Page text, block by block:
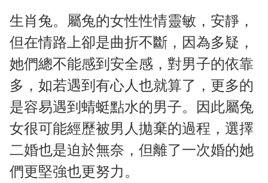
生肖兔。屬兔的女性性情靈敏，安靜，
但在情路上卻是曲折不斷，因為多疑，
她們總不能感到安全感，對男子的依靠
多，如若遇到有心人也就算了，更多的
是容易遇到蜻蜓點水的男子。因此屬兔
女很可能經歷被男人拋棄的過程，選擇
二婚也是迫於無奈，但離了一次婚的她
們更堅強也更努力。